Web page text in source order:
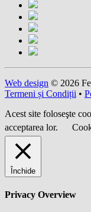
Web design © 2026
Termeni și Condiții •
Acest site foloseşte
acceptarea lor.
Închide
Privacy Overview